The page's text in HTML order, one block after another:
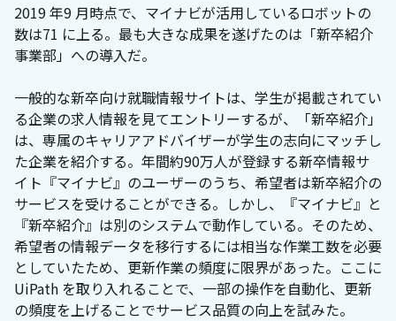
2019 年9 月時点で、マイナビが活用しているロボットの
数は71 に上る。最も大きな成果を遂げたのは「新卒紹介
事業部」への導入だ。
一般的な新卒向け就職情報サイトは、学生が掲載されてい
る企業の求人情報を見てエントリーするが、「新卒紹介」
は、専属のキャリアアドバイザーが学生の志向にマッチし
た企業を紹介する。年間約90万人が登録する新卒情報サ
イト『マイナビ』のユーザーのうち、希望者は新卒紹介の
サービスを受けることができる。しかし、『マイナビ』と
『新卒紹介』は別のシステムで動作している。そのため、
希望者の情報データを移行するには相当な作業工数を必要
としていたため、更新作業の頻度に限界があった。ここに
UiPath を取り入れることで、一部の操作を自動化、更新
の頻度を上げることでサービス品質の向上を試みた。